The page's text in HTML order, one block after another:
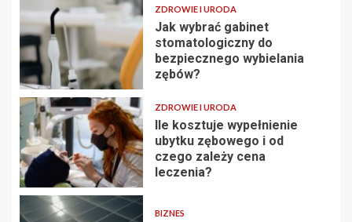
ZDROWIE I URODA
Jak wybrać gabinet
stomatologiczny do
bezpiecznego wybielania
zębów?
ZDROWIE I URODA
Ile kosztuje wypełnienie
ubytku zębowego i od
czego zależy cena
leczenia?
BIZNES